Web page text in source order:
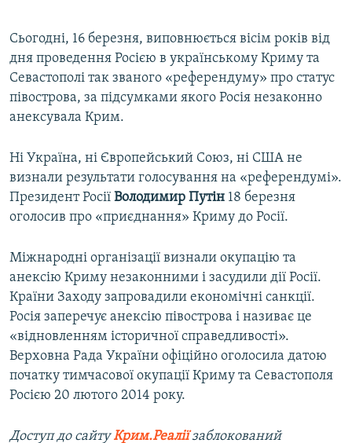
Сьогодні, 16 березня, виповнюється вісім років від
дня проведення Росією в українському Криму та
Севастополі так званого «референдуму» про статус
півострова, за підсумками якого Росія незаконно
анексувала Крим.
Ні Україна, ні Європейський Союз, ні США не
визнали результати голосування на «референдумі».
Президент Росії Володимир Путін 18 березня
оголосив про «приєднання» Криму до Росії.
Міжнародні організації визнали окупацію та
анексію Криму незаконними і засудили дії Росії.
Країни Заходу запровадили економічні санкції.
Росія заперечує анексію півострова і називає це
«відновленням історичної справедливості».
Верховна Рада України офіційно оголосила датою
початку тимчасової окупації Криму та Севастополя
Росією 20 лютого 2014 року.
Доступ до сайтуКрим.Реаліїзаблокований